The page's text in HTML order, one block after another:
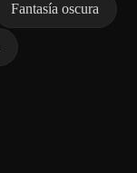
Fantasía oscura